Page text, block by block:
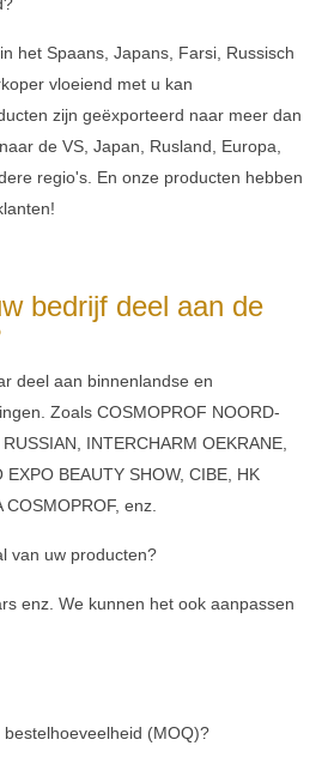
het Spaans, Japans, Farsi, Russisch
vloeiend met u kan
zijn geëxporteerd naar meer dan
de VS, Japan, Rusland, Europa,
regio's. En onze producten hebben
bedrijf deel aan de
deel aan binnenlandse en
Zoals COSMOPROF NOORD-
INTERCHARM OEKRANE,
BEAUTY SHOW, CIBE, HK
enz.
van uw producten?
enz. We kunnen het ook aanpassen
(MOQ)?